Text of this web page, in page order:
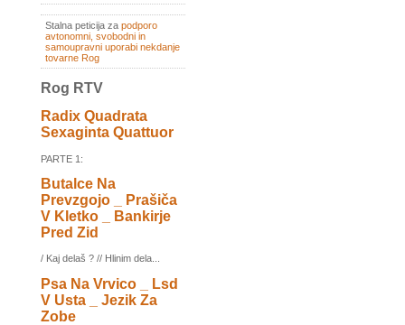
Stalna peticija za podporo
avtonomni, svobodni in
samoupravni uporabi nekdanje
tovarne Rog
Rog RTV
Radix Quadrata
Sexaginta Quattuor
PARTE 1:
Butalce Na
Prevzgojo _ Prašiča
V Kletko _ Bankirje
Pred Zid
/ Kaj delaš ? // Hlinim dela...
Psa Na Vrvico _ Lsd
V Usta _ Jezik Za
Zobe